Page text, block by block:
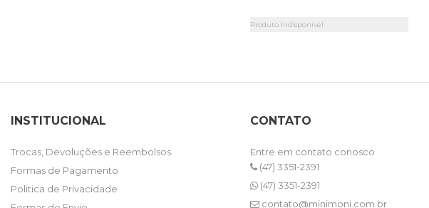
Produto Indisponível
INSTITUCIONAL
Trocas, Devoluções e Reembolsos
Formas de Pagamento
Politica de Privacidade
CONTATO
Entre em contato conosco
(47) 3351-2391
(47) 3351-2391
contato@minimoni.com.br